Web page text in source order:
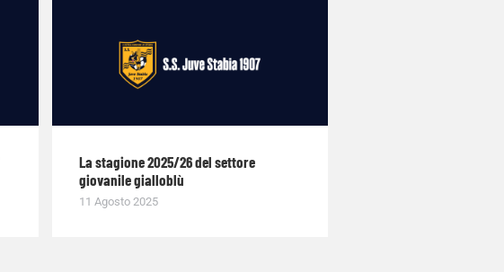
La stagione 2025/26 del settore
giovanile gialloblù
11 Agosto 2025